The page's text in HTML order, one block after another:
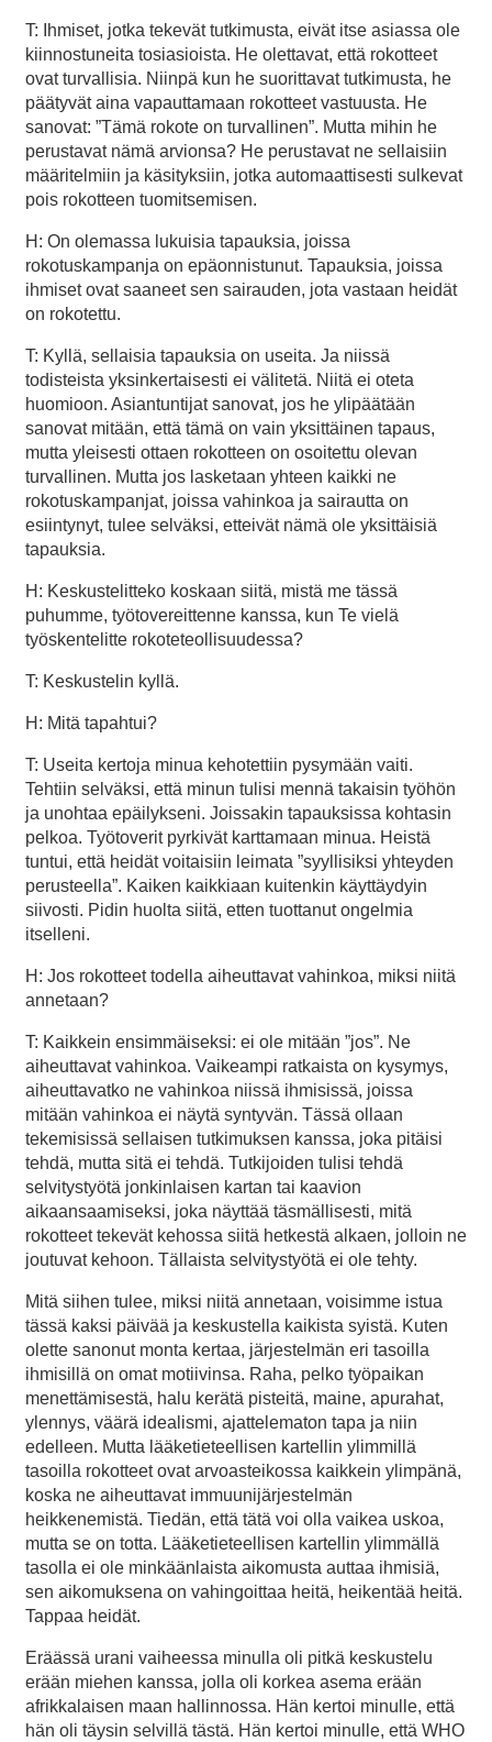
T: Ihmiset, jotka tekevät tutkimusta, eivät itse asiassa ole
kiinnostuneita tosiasioista. He olettavat, että rokotteet
ovat turvallisia. Niinpä kun he suorittavat tutkimusta, he
päätyvät aina vapauttamaan rokotteet vastuusta. He
sanovat: ”Tämä rokote on turvallinen”. Mutta mihin he
perustavat nämä arvionsa? He perustavat ne sellaisiin
määritelmiin ja käsityksiin, jotka automaattisesti sulkevat
pois rokotteen tuomitsemisen.
H: On olemassa lukuisia tapauksia, joissa
rokotuskampanja on epäonnistunut. Tapauksia, joissa
ihmiset ovat saaneet sen sairauden, jota vastaan heidät
on rokotettu.
T: Kyllä, sellaisia tapauksia on useita. Ja niissä
todisteista yksinkertaisesti ei välitetä. Niitä ei oteta
huomioon. Asiantuntijat sanovat, jos he ylipäätään
sanovat mitään, että tämä on vain yksittäinen tapaus,
mutta yleisesti ottaen rokotteen on osoitettu olevan
turvallinen. Mutta jos lasketaan yhteen kaikki ne
rokotuskampanjat, joissa vahinkoa ja sairautta on
esiintynyt, tulee selväksi, etteivät nämä ole yksittäisiä
tapauksia.
H: Keskustelitteko koskaan siitä, mistä me tässä
puhumme, työtovereittenne kanssa, kun Te vielä
työskentelitte rokoteteollisuudessa?
T: Keskustelin kyllä.
H: Mitä tapahtui?
T: Useita kertoja minua kehotettiin pysymään vaiti.
Tehtiin selväksi, että minun tulisi mennä takaisin työhön
ja unohtaa epäilykseni. Joissakin tapauksissa kohtasin
pelkoa. Työtoverit pyrkivät karttamaan minua. Heistä
tuntui, että heidät voitaisiin leimata ”syyllisiksi yhteyden
perusteella”. Kaiken kaikkiaan kuitenkin käyttäydyin
siivosti. Pidin huolta siitä, etten tuottanut ongelmia
itselleni.
H: Jos rokotteet todella aiheuttavat vahinkoa, miksi niitä
annetaan?
T: Kaikkein ensimmäiseksi: ei ole mitään ”jos”. Ne
aiheuttavat vahinkoa. Vaikeampi ratkaista on kysymys,
aiheuttavatko ne vahinkoa niissä ihmisissä, joissa
mitään vahinkoa ei näytä syntyvän. Tässä ollaan
tekemisissä sellaisen tutkimuksen kanssa, joka pitäisi
tehdä, mutta sitä ei tehdä. Tutkijoiden tulisi tehdä
selvitystyötä jonkinlaisen kartan tai kaavion
aikaansaamiseksi, joka näyttää täsmällisesti, mitä
rokotteet tekevät kehossa siitä hetkestä alkaen, jolloin ne
joutuvat kehoon. Tällaista selvitystyötä ei ole tehty.
Mitä siihen tulee, miksi niitä annetaan, voisimme istua
tässä kaksi päivää ja keskustella kaikista syistä. Kuten
olette sanonut monta kertaa, järjestelmän eri tasoilla
ihmisillä on omat motiivinsa. Raha, pelko työpaikan
menettämisestä, halu kerätä pisteitä, maine, apurahat,
ylennys, väärä idealismi, ajattelematon tapa ja niin
edelleen. Mutta lääketieteellisen kartellin ylimmillä
tasoilla rokotteet ovat arvoasteikossa kaikkein ylimpänä,
koska ne aiheuttavat immuunijärjestelmän
heikkenemistä. Tiedän, että tätä voi olla vaikea uskoa,
mutta se on totta. Lääketieteellisen kartellin ylimmällä
tasolla ei ole minkäänlaista aikomusta auttaa ihmisiä,
sen aikomuksena on vahingoittaa heitä, heikentää heitä.
Tappaa heidät.
Eräässä urani vaiheessa minulla oli pitkä keskustelu
erään miehen kanssa, jolla oli korkea asema erään
afrikkalaisen maan hallinnossa. Hän kertoi minulle, että
hän oli täysin selvillä tästä. Hän kertoi minulle, että WHO